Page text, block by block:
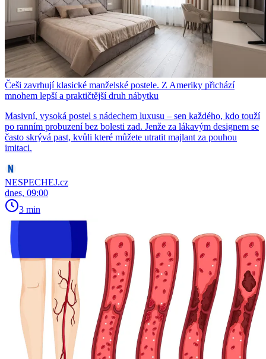
Češi zavrhují klasické manželské postele. Z Ameriky přichází
mnohem lepší a praktičtější druh nábytku
Masivní, vysoká postel s nádechem luxusu – sen každého, kdo touží
po ranním probuzení bez bolesti zad. Jenže za lákavým designem se
často skrývá past, kvůli které můžete utratit majlant za pouhou
imitaci.
NESPECHEJ.cz
dnes, 09:00
3 min